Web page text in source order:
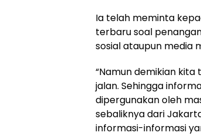
Ia telah meminta
terbaru soal
sosial ataupun media
“Namun demikian
jalan. Sehingga
dipergunakan oleh
sebaliknya dari
informasi-informasi